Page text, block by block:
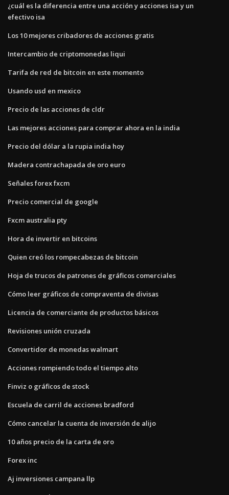
¿cuál es la diferencia entre una acción y acciones isa y un
efectivo isa
Los 10 mejores cribadores de acciones gratis
Intercambio de criptomonedas liqui
Tarifa de red de bitcoin en este momento
Usando usd en mexico
Precio de las acciones de cldr
Las mejores acciones para comprar ahora en la india
Precio del dólar a la rupia india hoy
Madera contrachapada de oro euro
Señales forex fxcm
Precio comercial de google
Fxcm australia pty
Hora de invertir en bitcoins
Quien creó los rompecabezas de bitcoin
Hoja de trucos de patrones de gráficos comerciales
Cómo leer gráficos de compraventa de divisas
Licencia de comerciante de productos básicos
Revisiones unión cruzada
Convertidor de monedas walmart
Acciones rompiendo todo el tiempo alto
Finviz o gráficos de stock
Escuela de carril de acciones bradford
Cómo cancelar la cuenta de inversión de alijo
10 años precio de la carta de oro
Forex inc
Aj inversiones campana llp